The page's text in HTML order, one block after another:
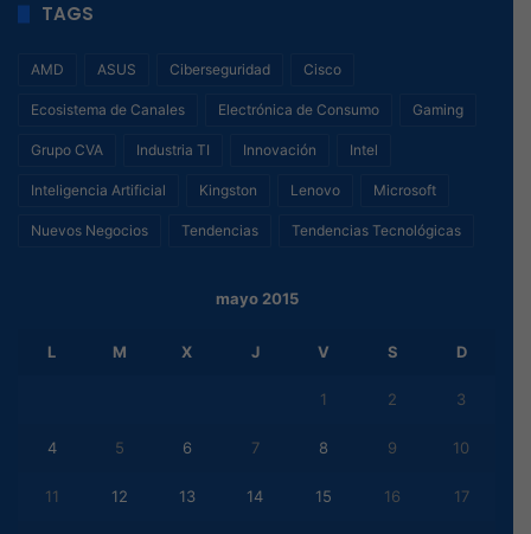
TAGS
AMD ASUS Ciberseguridad Cisco
Ecosistema de Canales Electrónica de Consumo Gaming
Grupo CVA Industria TI Innovación Intel
Inteligencia Artificial Kingston Lenovo Microsoft
Nuevos Negocios Tendencias Tendencias Tecnológicas
mayo 2015
L M X J V S D
1 2 3
4 5 6 7 8 9 10
11 12 13 14 15 16 17